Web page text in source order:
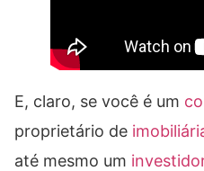
E, claro, se você é um
proprietário de
até mesmo um